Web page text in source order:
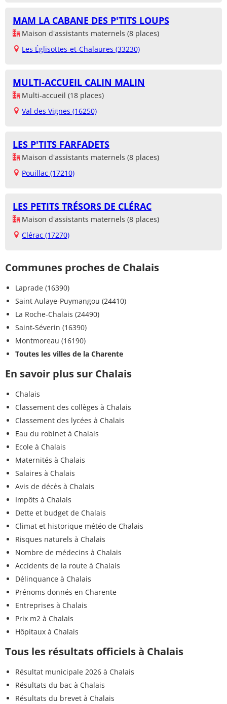
MAM LA CABANE DES P'TITS LOUPS
Maison d'assistants maternels (8 places)
Les Églisottes-et-Chalaures (33230)
MULTI-ACCUEIL CALIN MALIN
Multi-accueil (18 places)
Val des Vignes (16250)
LES P'TITS FARFADETS
Maison d'assistants maternels (8 places)
Pouillac (17210)
LES PETITS TRÉSORS DE CLÉRAC
Maison d'assistants maternels (8 places)
Clérac (17270)
Communes proches de Chalais
Laprade (16390)
Saint Aulaye-Puymangou (24410)
La Roche-Chalais (24490)
Saint-Séverin (16390)
Montmoreau (16190)
Toutes les villes de la Charente
En savoir plus sur Chalais
Chalais
Classement des collèges à Chalais
Classement des lycées à Chalais
Eau du robinet à Chalais
Ecole à Chalais
Maternités à Chalais
Salaires à Chalais
Avis de décès à Chalais
Impôts à Chalais
Dette et budget de Chalais
Climat et historique météo de Chalais
Risques naturels à Chalais
Nombre de médecins à Chalais
Accidents de la route à Chalais
Délinquance à Chalais
Prénoms donnés en Charente
Entreprises à Chalais
Prix m2 à Chalais
Hôpitaux à Chalais
Tous les résultats officiels à Chalais
Résultat municipale 2026 à Chalais
Résultats du bac à Chalais
Résultats du brevet à Chalais